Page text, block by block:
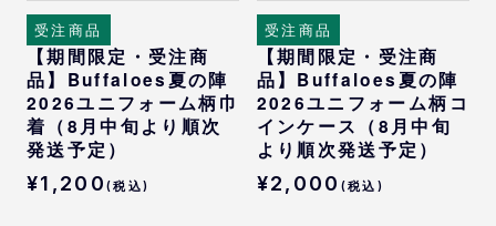
受注商品
【期間限定・受注商
品】Buffaloes夏の陣
2026ユニフォーム柄巾
着（8月中旬より順次
発送予定）
¥1,200 (税込)
受注商品
【期間限定・受注商
品】Buffaloes夏の陣
2026ユニフォーム柄コ
インケース（8月中旬
より順次発送予定）
¥2,000 (税込)